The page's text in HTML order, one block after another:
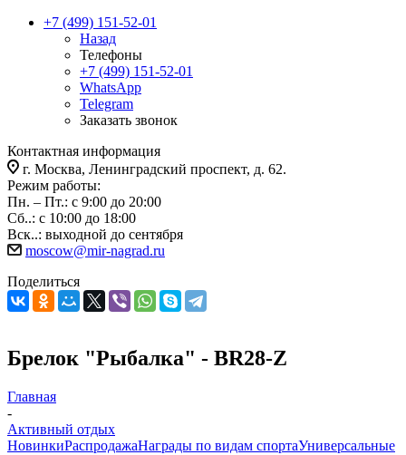
+7 (499) 151-52-01
Назад
Телефоны
+7 (499) 151-52-01
WhatsApp
Telegram
Заказать звонок
Контактная информация
г. Москва, Ленинградский проспект, д. 62.
Режим работы:
Пн. – Пт.: с 9:00 до 20:00
Сб..: с 10:00 до 18:00
Вск..: выходной до сентября
moscow@mir-nagrad.ru
Поделиться
Брелок "Рыбалка" - BR28-Z
Главная
-
Активный отдых
НовинкиРаспродажаНаграды по видам спортаУниверсальные